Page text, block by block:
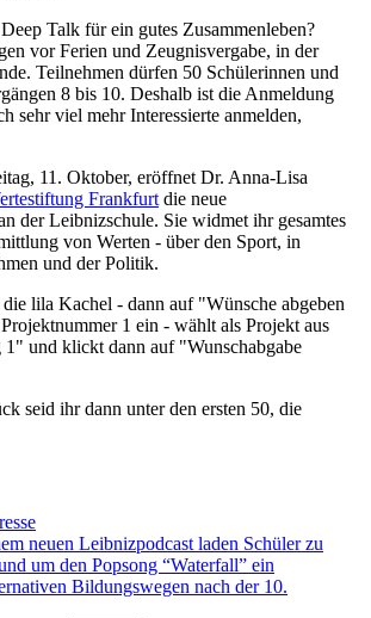
Talk für ein gutes Zusammenleben?
vor Ferien und Zeugnisvergabe, in der
Teilnehmen dürfen 50 Schülerinnen und
8 bis 10. Deshalb ist die Anmeldung
sehr viel mehr Interessierte anmelden,
11. Oktober, eröffnet Dr. Anna-Lisa
Frankfurt die neue
der Leibnizschule. Sie widmet ihr gesamtes
von Werten - über den Sport, in
und der Politik.
lila Kachel - dann auf "Wünsche abgeben
1 ein - wählt als Projekt aus
und klickt dann auf "Wunschabgabe
seid ihr dann unter den ersten 50, die
neuen Leibnizpodcast laden Schüler zu
um den Popsong “Waterfall” ein
Bildungswegen nach der 10.